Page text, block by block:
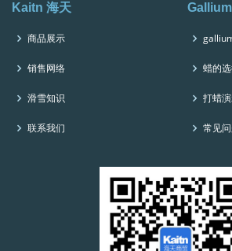
Kaitn 海天
商品展示
销售网络
滑雪知识
联系我们
Gallium
蜡的
打蜡
常见